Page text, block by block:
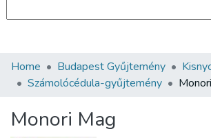
Communities & Collections
Statistics
Home Budapest Gyűjtemény
Számolócédula-gyűjtemény
Monori Mag